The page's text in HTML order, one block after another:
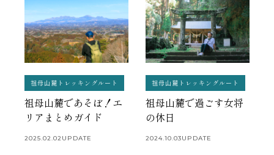
祖母山麓トレッキングルート
祖母山麓であそぼ！エ
リアまとめガイド
2025.02.02 UPDATE
祖母山麓トレッキングルート
祖母山麓で過ごす女将
の休日
2024.10.03UPDATE